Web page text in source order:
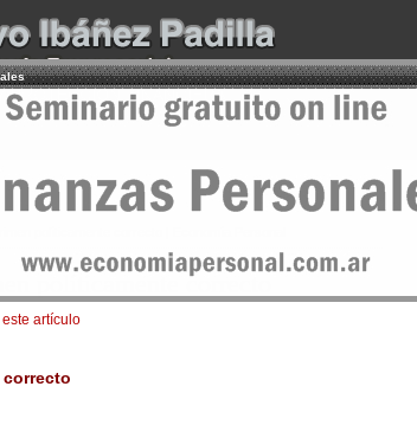
políticamente correcto | Economía Personal
políticamente correcto
este artículo